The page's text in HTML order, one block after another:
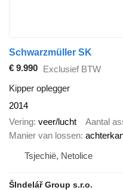
Schwarzmüller SK
€ 9.990 Exclusief BTW
Kipper oplegger
2014
Vering veer/lucht Aantal
Manier van lossen
Tsjechië, Netolice
ŠIndelář Group s.r.o.